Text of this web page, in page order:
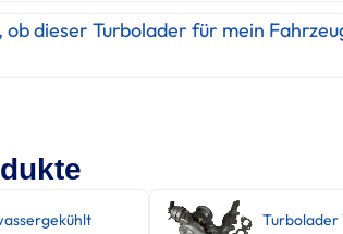
ob dieser Turbolader für mein